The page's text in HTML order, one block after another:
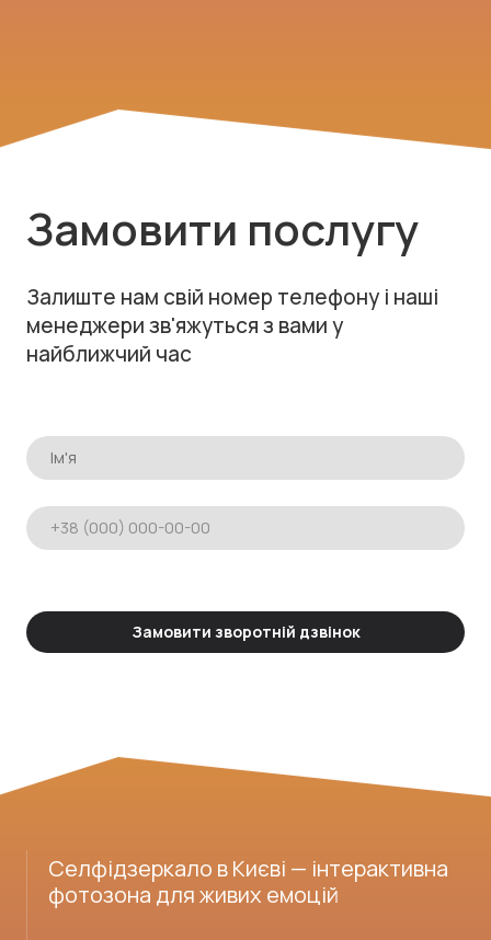
Замовити послугу
Залиште нам свій номер телефону і наші
менеджери зв'яжуться з вами у
найближчий час
Замовити зворотній дзвінок
Селфідзеркало в Києві — інтерактивна
фотозона для живих емоцій